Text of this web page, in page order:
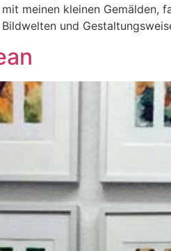
meinen kleinen
und